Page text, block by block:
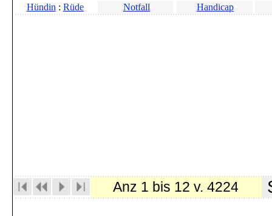
Hündin : Rüde Notfall Handicap
Anz 1 bis 12 v. 4224